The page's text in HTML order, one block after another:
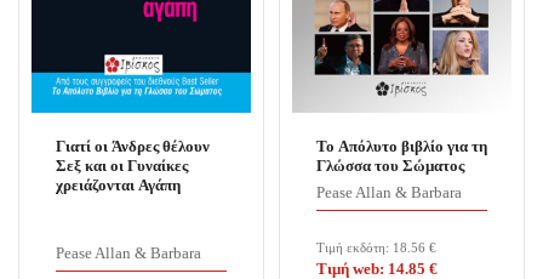
Γιατί οι Άνδρες θέλουν
Σεξ και οι Γυναίκες
χρειάζονται Αγάπη
Pease Allan & Barbara
Το Απόλυτο βιβλίο για τη
Γλώσσα του Σώματος
Pease Allan & Barbara
Τιμή εκδότη: 18.56 €
Τιμή web: 14.85 €